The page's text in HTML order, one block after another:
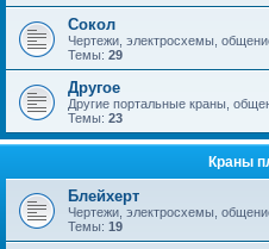
Сокол
Чертежи, электросхемы,
Темы: 29
Другое
Другие портальные краны,
Темы: 23
Краны
Блейхерт
Чертежи, электросхемы,
Темы: 19